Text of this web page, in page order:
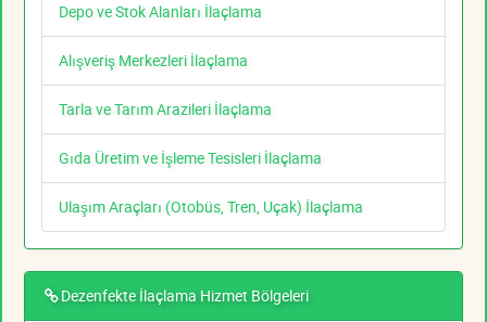
Depo ve Stok Alanları İlaçlama
Alışveriş Merkezleri İlaçlama
Tarla ve Tarım Arazileri İlaçlama
Gıda Üretim ve İşleme Tesisleri İlaçlama
Ulaşım Araçları (Otobüs, Tren, Uçak) İlaçlama
Dezenfekte İlaçlama Hizmet Bölgeleri